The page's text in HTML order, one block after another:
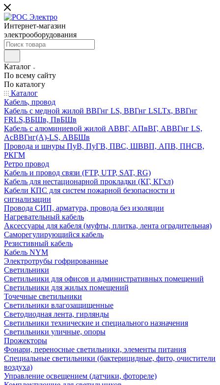
Интернет-магазин
электрооборудования
Каталог
По всему сайту
По каталогу
Каталог
Кабель, провод
Кабель с медной жилой ВВГнг LS, ВВГнг LSLTx, ВВГнг
FRLS,ВБШв, ПвБШв
Кабель с алюминиевой жилой АВВГ, АПвВГ, АВВГнг LS,
АсВВГнг(А)-LS, АВБШв
Провода и шнуры ПуВ, ПуГВ, ПВС, ШВВП, АПВ, ПНСВ,
РКГМ
Ретро провод
Кабель и провод связи (FTP, UTP, SAT, RG)
Кабель для нестационарной прокладки (КГ, КГхл)
Кабели КПС для систем пожарной безопасности и
сигнализации
Провода СИП, арматура, провода без изоляции
Нагревательный кабель
Аксессуары для кабеля (муфты, плитка, лента оградительная)
Саморегулирующийся кабель
Резистивный кабель
Кабель NYM
Электротрубы гофрированные
Светильники
Светильники для офисов и административных помещений
Светильники для жилых помещений
Точечные светильники
Светильники влагозащищенные
Светодиодная лента, гирлянды
Светильники технические и специального назначения
Светильники уличные, опоры
Прожекторы
Фонари, переносные светильники, элементы питания
Специальные светильники (бактерицидные, фито, очистители
воздуха)
Управление освещением (датчики, фотореле)